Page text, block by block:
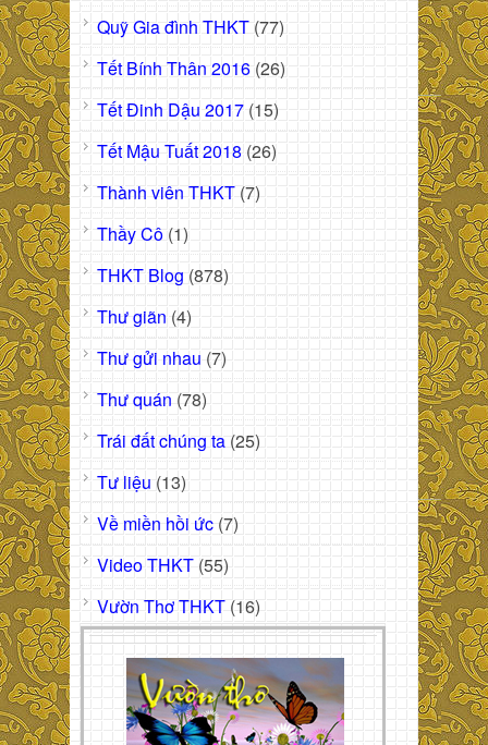
Quỹ Gia đình THKT (77)
Tết Bính Thân 2016 (26)
Tết Đinh Dậu 2017 (15)
Tết Mậu Tuất 2018 (26)
Thành viên THKT (7)
Thầy Cô (1)
THKT Blog (878)
Thư giãn (4)
Thư gửi nhau (7)
Thư quán (78)
Trái đất chúng ta (25)
Tư liệu (13)
Về miền hồi ức (7)
Video THKT (55)
Vườn Thơ THKT (16)